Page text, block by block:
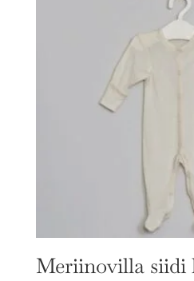
Meriinovilla siidi